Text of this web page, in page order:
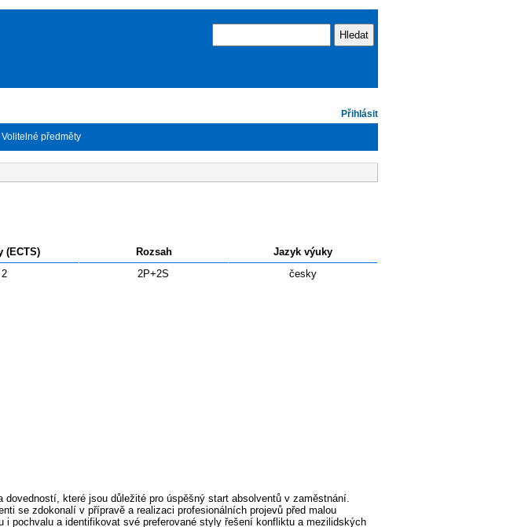
Přihlásit
Volitelné předměty
(ECTS) Rozsah
Jazyk výuky
2 2P+2S česky
které jsou důležité pro úspěšný start absolventů v zaměstnání.
se zdokonalí v přípravě a realizaci profesionálních projevů před malou
pochvalu a identifikovat své preferované styly řešení konfliktu a mezilidských